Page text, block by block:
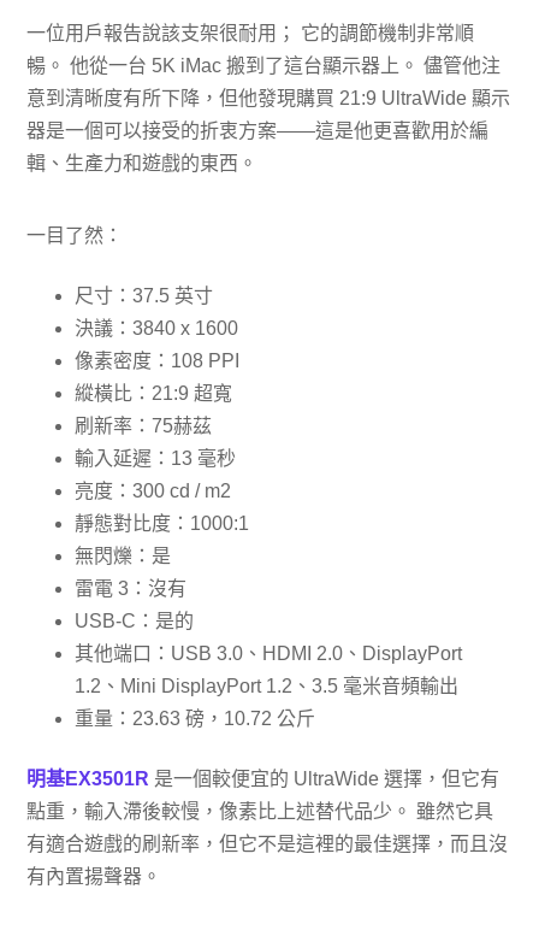
一位用戶報告說該支架很耐用； 它的調節機制非常順
暢。 他從一台 5K iMac 搬到了這台顯示器上。 儘管他注
意到清晰度有所下降，但他發現購買 21:9 UltraWide 顯示
器是一個可以接受的折衷方案——這是他更喜歡用於編
輯、生產力和遊戲的東西。
一目了然：
尺寸：37.5 英寸
決議：3840 x 1600
像素密度：108 PPI
縱橫比：21:9 超寬
刷新率：75赫茲
輸入延遲：13 毫秒
亮度：300 cd / m2
靜態對比度：1000:1
無閃爍：是
雷電 3：沒有
USB-C：是的
其他端口：USB 3.0、HDMI 2.0、DisplayPort
1.2、Mini DisplayPort 1.2、3.5 毫米音頻輸出
重量：23.63 磅，10.72 公斤
明基EX3501R 是一個較便宜的 UltraWide 選擇，但它有
點重，輸入滯後較慢，像素比上述替代品少。 雖然它具
有適合遊戲的刷新率，但它不是這裡的最佳選擇，而且沒
有內置揚聲器。